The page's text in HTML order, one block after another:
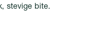
stevige bite.